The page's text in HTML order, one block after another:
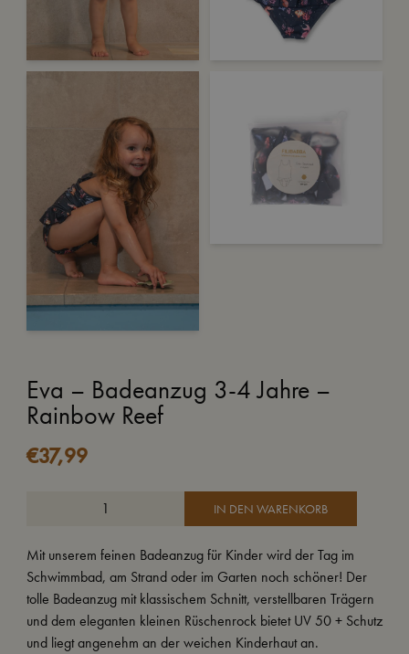
Eva – Badeanzug 3-4 Jahre –
Rainbow Reef
€37,99
IN DEN WARENKORB
Mit unserem feinen Badeanzug für Kinder wird der Tag im
Schwimmbad, am Strand oder im Garten noch schöner! Der
tolle Badeanzug mit klassischem Schnitt, verstellbaren Trägern
und dem eleganten kleinen Rüschenrock bietet UV 50 + Schutz
und liegt angenehm an der weichen Kinderhaut an.